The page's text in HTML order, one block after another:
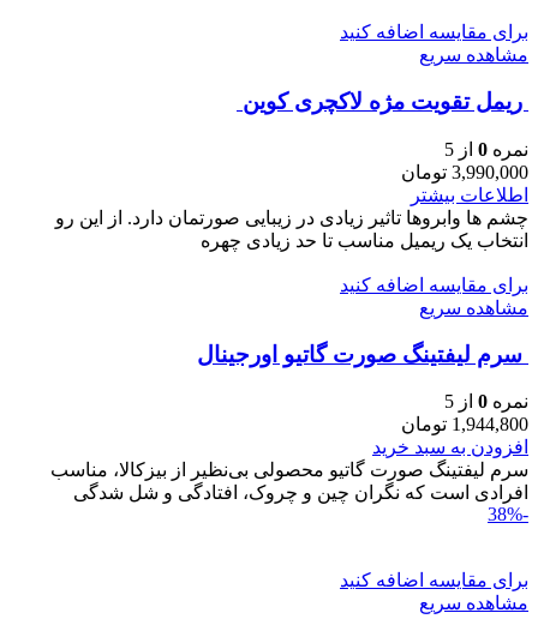
برای مقایسه اضافه کنید
مشاهده سریع
ريمل تقويت مژه لاكچری كوين
نمره 0 از 5
3,990,000 تومان
اطلاعات بیشتر
چشم ها وابروها تاثیر زیادی در زیبایی صورتمان دارد. از این رو
انتخاب یک ریمیل مناسب تا حد زیادی چهره
برای مقایسه اضافه کنید
مشاهده سریع
سرم ليفتينگ صورت گاتیو اورجینال
نمره 0 از 5
1,944,800 تومان
افزودن به سبد خرید
سرم ليفتينگ صورت گاتیو محصولی بی‌نظیر از بیزکالا، مناسب
افرادی است که نگران چین و چروک، افتادگی و شل‌ شدگی
-38%
برای مقایسه اضافه کنید
مشاهده سریع